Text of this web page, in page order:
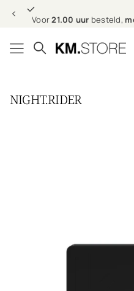
Voor21.00 uur besteld,
NIGHT.RIDER